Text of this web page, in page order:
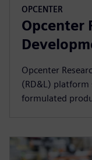
OPCENTER
Opcenter
Opcenter
(RD&L) platform
formulated